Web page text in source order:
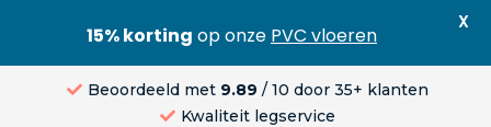
Beoordeeld met 9.89 / 10 door 35+ klanten
Kwaliteit legservice
15% korting op onze PVC vloeren
X